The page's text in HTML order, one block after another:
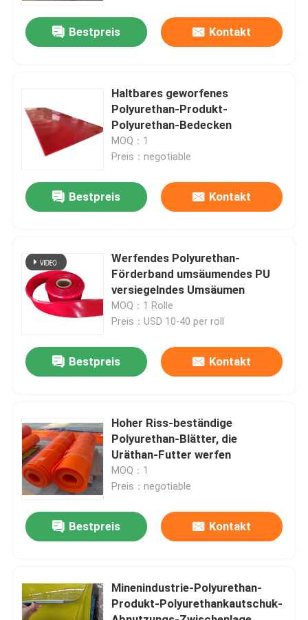
Produkte
Videos
Über uns
Qualitätskontrolle
Kontakt
Nachrichten
Tonerde-keramische Zwischenlage
Bestpreis Kontakt
Haltbares geworfenes
Polyurethan-Produkt-
Polyurethan-Bedecken
MOQ：1
Preis：negotiable
Bestpreis Kontakt
Werfendes Polyurethan-
Förderband umsäumendes PU
versiegelndes Umsäumen
MOQ：1 Rolle
Preis：USD 10-40 per roll
Bestpreis Kontakt
Hoher Riss-beständige
Polyurethan-Blätter, die
Uräthan-Futter werfen
MOQ：1
Preis：negotiable
Bestpreis Kontakt
Minenindustrie-Polyurethan-
Produkt-Polyurethankautschuk-